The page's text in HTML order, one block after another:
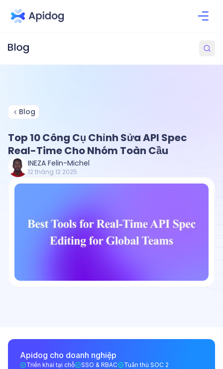
Blog
Top 10 Công Cụ Chỉnh Sửa API Spec
Real-Time Cho Nhóm Toàn Cầu
INEZA Felin-Michel
12 tháng 12 2025
Apidog cho doanh nghiệp
Triển khai tại chỗ SSO & RBAC Tuân thủ SOC 2